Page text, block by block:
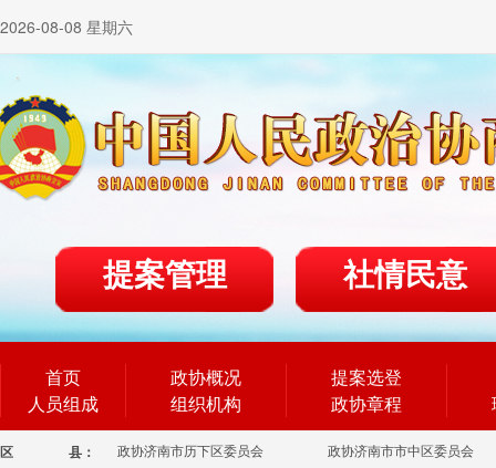
2026-08-08 星期六
提案管理 社情民意
首页
人员组成
政协概况
组织机构
提案选登
政协章程
区 县： 政协济南市历下区委员会
政协济南市市中区委员会